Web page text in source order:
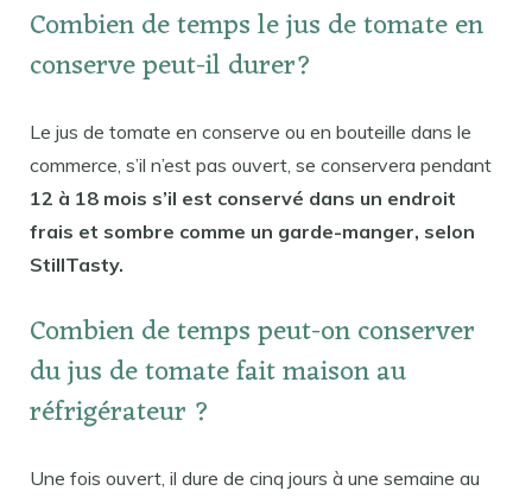
Combien de temps le jus de tomate en
conserve peut-il durer?
Le jus de tomate en conserve ou en bouteille dans le
commerce, s’il n’est pas ouvert, se conservera pendant
12 à 18 mois s’il est conservé dans un endroit
frais et sombre comme un garde-manger, selon
StillTasty.
Combien de temps peut-on conserver
du jus de tomate fait maison au
réfrigérateur ?
Une fois ouvert, il dure de cinq jours à une semaine au